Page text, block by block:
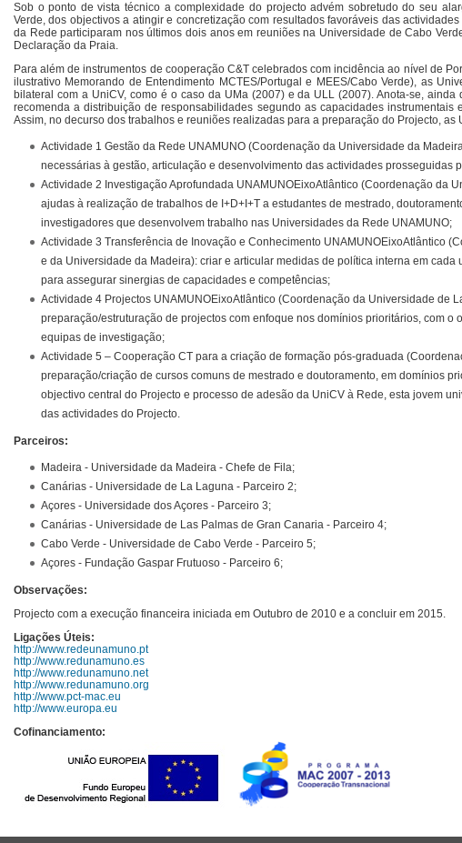
Sob o ponto de vista técnico a complexidade do projecto advém sobretudo do seu
Verde, dos objectivos a atingir e concretização com resultados favoráveis das
da Rede participaram nos últimos dois anos em reuniões na Universidade de Cabo
Declaração da Praia.
Para além de instrumentos de cooperação C&T celebrados com incidência ao nível de
ilustrativo Memorando de Entendimento MCTES/Portugal e MEES/Cabo Verde), as
bilateral com a UniCV, como é o caso da UMa (2007) e da ULL (2007). Anota-se,
recomenda a distribuição de responsabilidades segundo as capacidades
Assim, no decurso dos trabalhos e reuniões realizadas para a preparação do Projecto,
Actividade 1 Gestão da Rede UNAMUNO (Coordenação da Universidade da
necessárias à gestão, articulação e desenvolvimento das actividades prosseguidas
Actividade 2 Investigação Aprofundada UNAMUNOEixoAtlântico (Coordenação da
ajudas à realização de trabalhos de I+D+I+T a estudantes de mestrado,
investigadores que desenvolvem trabalho nas Universidades da Rede UNAMUNO;
Actividade 3 Transferência de Inovação e Conhecimento UNAMUNOEixoAtlântico
e da Universidade da Madeira): criar e articular medidas de política interna em
para assegurar sinergias de capacidades e competências;
Actividade 4 Projectos UNAMUNOEixoAtlântico (Coordenação da Universidade de
preparação/estruturação de projectos com enfoque nos domínios prioritários, com o
equipas de investigação;
Actividade 5 – Cooperação CT para a criação de formação pós-graduada
preparação/criação de cursos comuns de mestrado e doutoramento, em domínios
objectivo central do Projecto e processo de adesão da UniCV à Rede, esta jovem
das actividades do Projecto.
Parceiros:
Madeira - Universidade da Madeira - Chefe de Fila;
Canárias - Universidade de La Laguna - Parceiro 2;
Açores - Universidade dos Açores - Parceiro 3;
Canárias - Universidade de Las Palmas de Gran Canaria - Parceiro 4;
Cabo Verde - Universidade de Cabo Verde - Parceiro 5;
Açores - Fundação Gaspar Frutuoso - Parceiro 6;
Observações:
Projecto com a execução financeira iniciada em Outubro de 2010 e a concluir em 2015.
Ligações Úteis:
http://www.redeunamuno.pt
http://www.redunamuno.es
http://www.redunamuno.net
http://www.redunamuno.org
http://www.pct-mac.eu
http://www.europa.eu
Cofinanciamento: